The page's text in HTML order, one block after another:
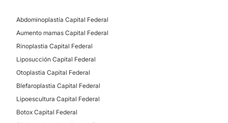
Abdominoplastía Capital Federal
Aumento mamas Capital Federal
Rinoplastia Capital Federal
Liposucción Capital Federal
Otoplastia Capital Federal
Blefaroplastia Capital Federal
Lipoescultura Capital Federal
Botox Capital Federal